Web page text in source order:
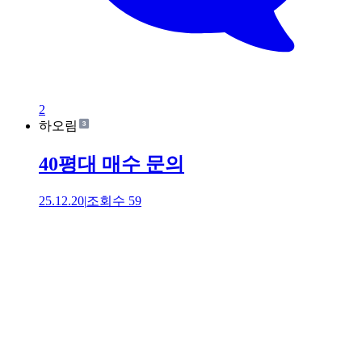
2
하오림
40평대 매수 문의
25.12.20|조회수 59